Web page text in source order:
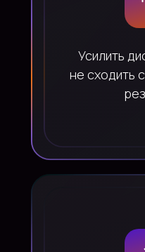
Усилить
не сходить